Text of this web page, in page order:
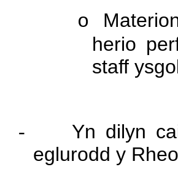
o
herio
staff
-
Yn dilyn
eglurodd y